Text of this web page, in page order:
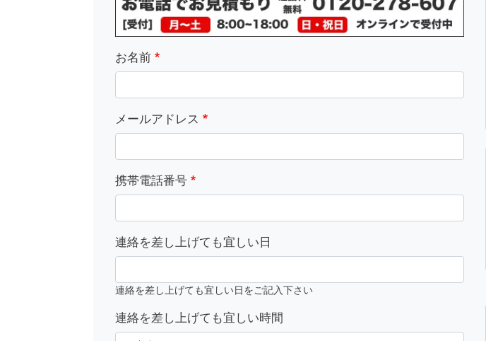
お名前
メールアドレス
携帯電話番号
連絡を差し上げても宜しい日
連絡を差し上げても宜しい日をご記入下さい
連絡を差し上げても宜しい時間